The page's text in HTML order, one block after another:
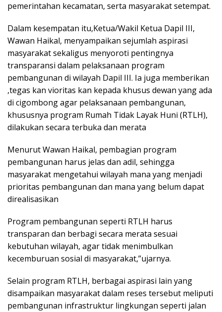
pemerintahan kecamatan, serta masyarakat setempat.
Dalam kesempatan itu,Ketua/Wakil Ketua Dapil III,
Wawan Haikal, menyampaikan sejumlah aspirasi
masyarakat sekaligus menyoroti pentingnya
transparansi dalam pelaksanaan program
pembangunan di wilayah Dapil III. Ia juga memberikan
,tegas kan vioritas kan kepada khusus dewan yang ada
di cigombong agar pelaksanaan pembangunan,
khususnya program Rumah Tidak Layak Huni (RTLH),
dilakukan secara terbuka dan merata
Menurut Wawan Haikal, pembagian program
pembangunan harus jelas dan adil, sehingga
masyarakat mengetahui wilayah mana yang menjadi
prioritas pembangunan dan mana yang belum dapat
direalisasikan
Program pembangunan seperti RTLH harus
transparan dan berbagi secara merata sesuai
kebutuhan wilayah, agar tidak menimbulkan
kecemburuan sosial di masyarakat,”ujarnya.
Selain program RTLH, berbagai aspirasi lain yang
disampaikan masyarakat dalam reses tersebut meliputi
pembangunan infrastruktur lingkungan seperti jalan